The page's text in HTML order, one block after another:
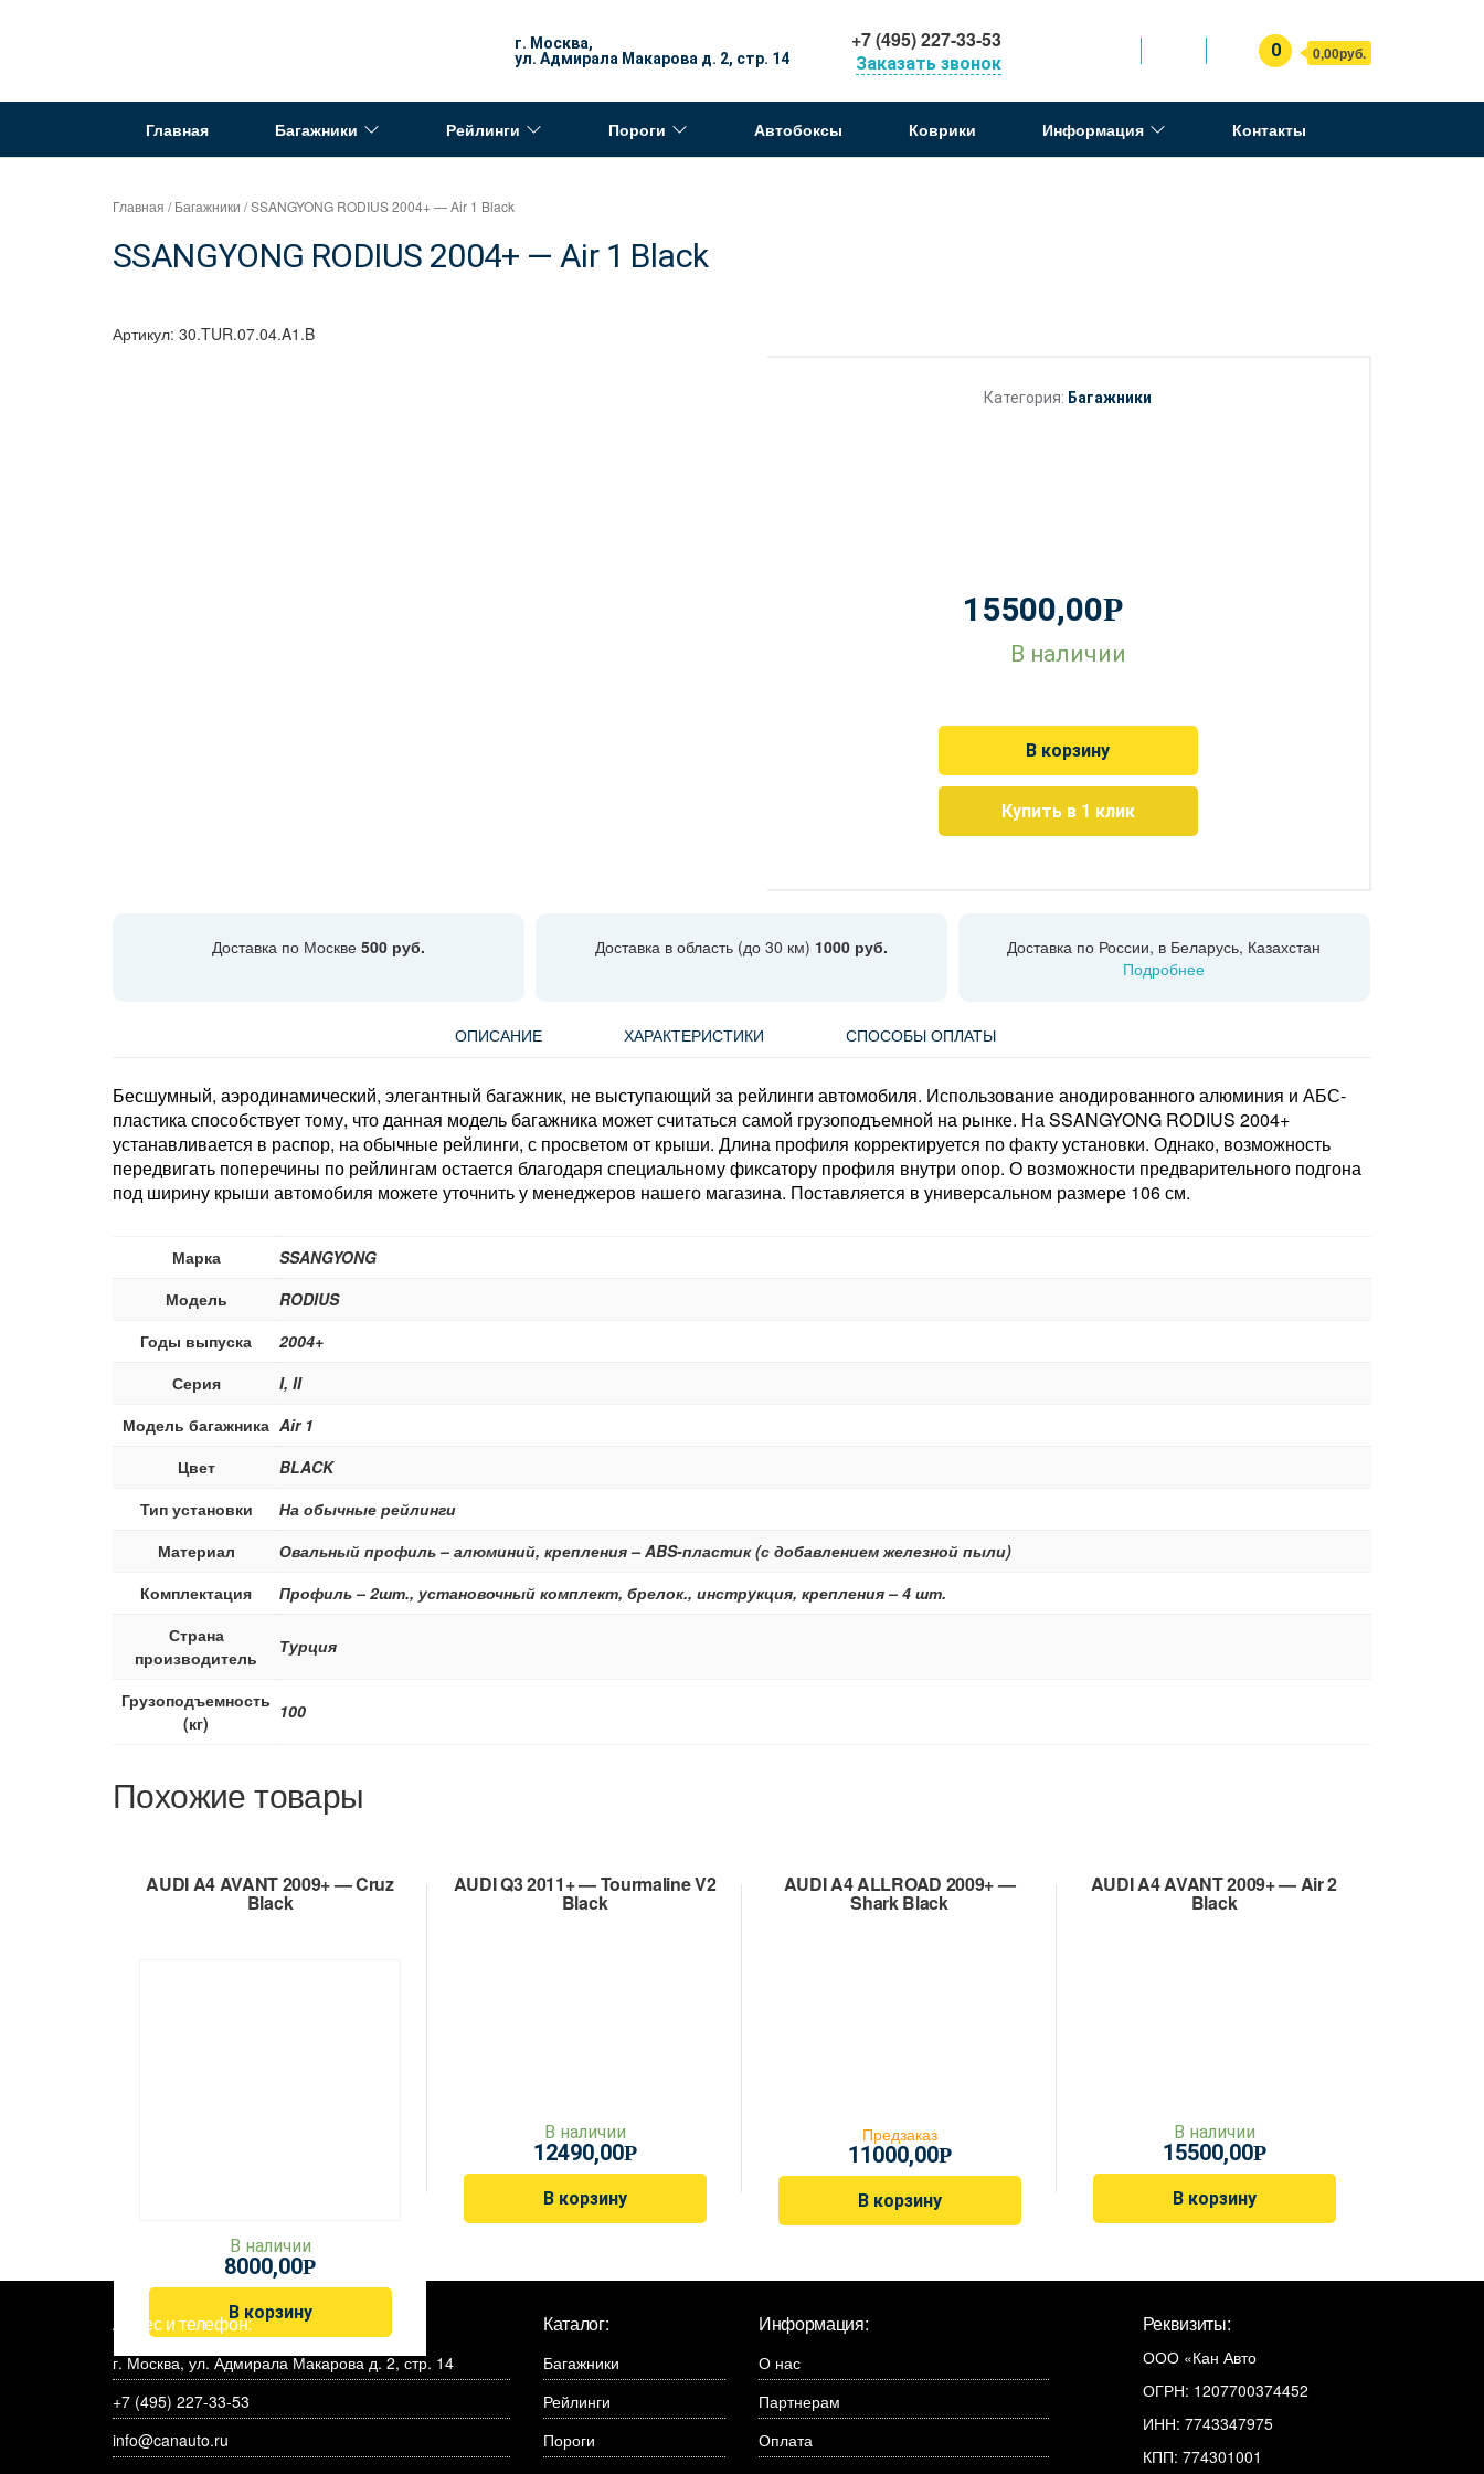
магазин
"Can
Auto"
г. Москва,
ул. Адмирала Макарова д. 2, стр. 14
+7 (495) 227-33-53
Заказать звонок
0 0,00руб.
Главная Багажники Рейлинги Пороги Автобоксы Коврики Информация Контакты
Главная /Багажники / SSANGYONG RODIUS 2004+ — Air 1 Black
SSANGYONG RODIUS 2004+ — Air 1 Black
Артикул: 30.TUR.07.04.A1.B
Категория: Багажники
15500,00Р
В наличии
В корзину
Купить в 1 клик
Доставка по Москве 500 руб. Доставка в область (до 30 км) 1000 руб.
Доставка по России, в Беларусь, Казахстан
Подробнее
ОПИСАНИЕ ХАРАКТЕРИСТИКИ СПОСОБЫ ОПЛАТЫ
Бесшумный, аэродинамический, элегантный багажник, не выступающий за рейлинги автомобиля. Использование анодированного алюминия и АБС-
пластика способствует тому, что данная модель багажника может считаться самой грузоподъемной на рынке. На SSANGYONG RODIUS 2004+
устанавливается в распор, на обычные рейлинги, с просветом от крыши. Длина профиля корректируется по факту установки. Однако, возможность
передвигать поперечины по рейлингам остается благодаря специальному фиксатору профиля внутри опор. О возможности предварительного подгона
под ширину крыши автомобиля можете уточнить у менеджеров нашего магазина. Поставляется в универсальном размере 106 см.
Марка
SSANGYONG
Модель
RODIUS
Годы выпуска
2004+
Серия
I, II
Модель багажника Air 1
Цвет
BLACK
Тип установки
На обычные рейлинги
Материал
Овальный профиль – алюминий, крепления – ABS-пластик (с добавлением железной пыли)
Комплектация
Профиль – 2шт., установочный комплект, брелок., инструкция, крепления – 4 шт.
Страна
производитель
Турция
Грузоподъемность
(кг)
100
Похожие товары
AUDI A4 AVANT 2009+ — Cruz
Black
В наличии
8000,00Р
В корзину
AUDI Q3 2011+ — Tourmaline V2
Black
В наличии
12490,00Р
В корзину
AUDI A4 ALLROAD 2009+ —
Shark Black
Предзаказ
11000,00Р
В корзину
AUDI A4 AVANT 2009+ — Air 2
Black
В наличии
15500,00Р
В корзину
Адрес и телефон:
г. Москва, ул. Адмирала Макарова д. 2, стр. 14
+7 (495) 227-33-53
info@canauto.ru
Каталог:
Багажники
Рейлинги
Пороги
Информация:
О нас
Партнерам
Оплата
Реквизиты:
ООО «Кан Авто
ОГРН: 1207700374452
ИНН: 7743347975
КПП: 774301001